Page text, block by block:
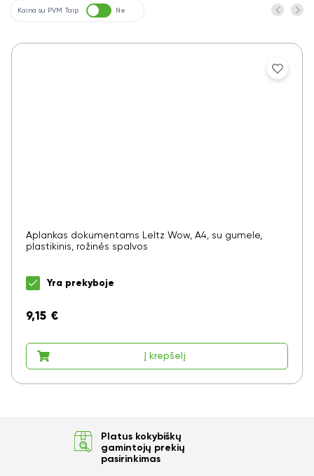
Kaina su PVM Taip Ne
Aplankas dokumentams LeItz Wow, A4, su gumele,
plastikinis, rožinės spalvos
Yra prekyboje
9,15 €
Į krepšelį
Platus kokybiškų
gamintojų prekių
pasirinkimas